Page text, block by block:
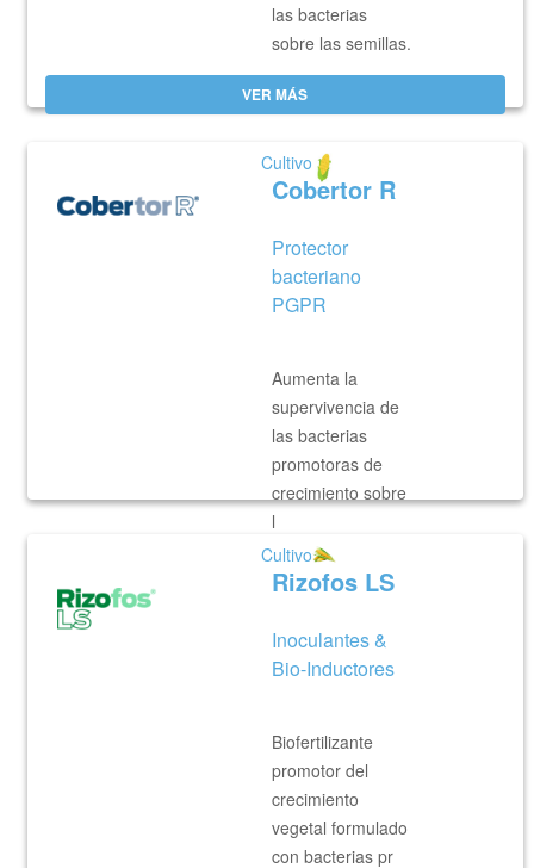
las bacterias
sobre las semillas.
VER MÁS
Cobertor R
Protector
bacteriano
PGPR
Aumenta la
supervivencia de
las bacterias
promotoras de
crecimiento sobre
l
Cultivo
VER MÁSRizofos LS
Inoculantes &
Bio-Inductores
Biofertilizante
promotor del
crecimiento
vegetal formulado
con bacterias pr
Cultivo